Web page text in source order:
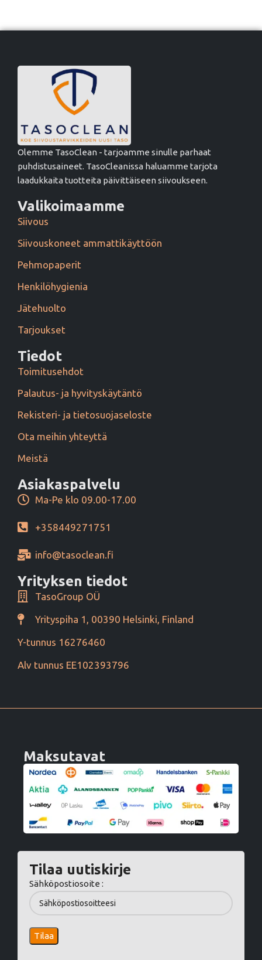
Olemme TasoClean - tarjoamme sinulle parhaat
puhdistusaineet. TasoCleanissa haluamme tarjota
laadukkaita tuotteita päivittäiseen siivoukseen.
Valikoimaamme
Siivous
Siivouskoneet ammattikäyttöön
Pehmopaperit
Henkilöhygienia
Jätehuolto
Tarjoukset
Tiedot
Toimitusehdot
Palautus- ja hyvityskäytäntö
Rekisteri- ja tietosuojaseloste
Ota meihin yhteyttä
Meistä
Asiakaspalvelu
Ma-Pe klo 09.00-17.00
+358449271751
info@tasoclean.fi
Yrityksen tiedot
TasoGroup OÜ
Yrityspiha 1, 00390 Helsinki, Finland
Y-tunnus 16276460
Alv tunnus EE102393796
Maksutavat
Tilaa uutiskirje
Sähköpostiosoite :